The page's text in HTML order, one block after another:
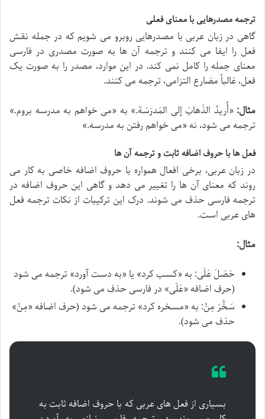
ترجمه مصدرهایی با معنای فعلی
گاهی در زبان عربی با مصدرهایی روبرو می شویم که در جمله نقش
فعل را ایفا می کنند و ترجمه آن ها به صورت مصدری در فارسی
معنای جمله را کامل نمی کند. در این موارد، مصدر را به صورت یک
فعل، غالباً مضارع التزامی، ترجمه می کنند.
مثال: «أُریدُ الذَهابَ إلی المَدرَسَة.» به «می خواهم به مدرسه بروم.»
ترجمه می شود، نه «می خواهم رفتن به مدرسه.»
فعل ها با حروف اضافه ثابت و ترجمه آن ها
در زبان عربی، برخی افعال همواره با حروف اضافه خاصی به کار می
روند که معنای آن ها را تغییر می دهد و گاهی این حروف اضافه در
ترجمه فارسی حذف می شوند. درک این ترکیبات از نکات ترجمه فعل
های عربی است.
مثال:
حَصَلَ عَلَی: به «کسب کرد» یا «به دست آورد» ترجمه می شود
(حرف اضافه «عَلَی» در فارسی حذف می شود).
سَخَّرَ مِنْ: به «مسخره کرد» ترجمه می شود (حرف اضافه «مِنْ»
حذف می شود).
بسیاری از فعل های عربی که با حروف اضافه ثابت به